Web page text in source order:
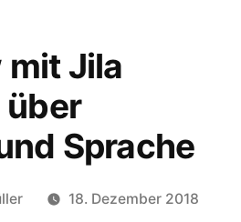
Jila
über
Sprache
18. Dezember 2018